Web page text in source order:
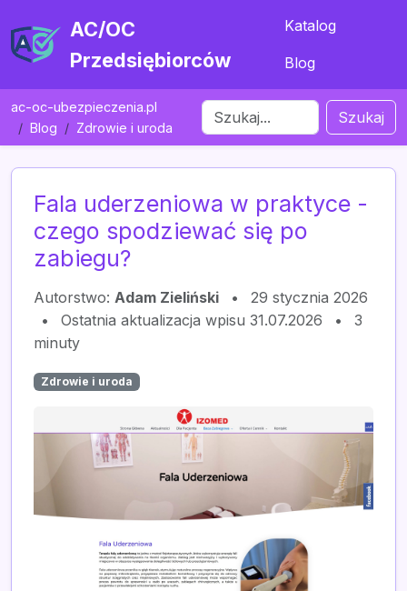
AC/OC
Przedsiębiorców
Katalog
Blog
ac-oc-ubezpieczenia.pl
Blog
Zdrowie i uroda
Szukaj
Fala uderzeniowa w praktyce -
czego spodziewać się po
zabiegu?
Autorstwo: Adam Zieliński •
29 stycznia 2026
•
Ostatnia aktualizacja wpisu 31.07.2026 •
3
minuty
Zdrowie i uroda